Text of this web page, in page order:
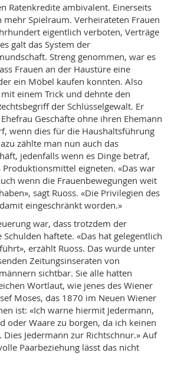
Ratenkredite ambivalent. Einerseits
mehr Spielraum. Verheirateten Frauen
eigentlich verboten, Verträge
galt das System der
Streng genommen, war es
Frauen an der Haustüre eine
ein Möbel kaufen konnten. Also
einem Trick und dehnte den
der Schlüsselgewalt. Er
Geschäfte ohne ihren Ehemann
wenn dies für die Haushaltsführung
zählte man nun auch das
jedenfalls wenn es Dinge betraf,
Produktionsmittel eigneten. «Das war
wenn die Frauenbewegungen weit
sagt Ruoss. «Die Privilegien des
eingeschränkt worden.»
war, dass trotzdem der
haftete. «Das hat gelegentlich
erzählt Ruoss. Das wurde unter
Zeitungsinseraten von
sichtbar. Sie alle hatten
Wortlaut, wie jenes des Wiener
Moses, das 1870 im Neuen Wiener
ist: «Ich warne hiermit Jedermann,
oder Waare zu borgen, da ich keinen
Dies Jedermann zur Richtschnur.» Auf
Paarbeziehung lässt das nicht